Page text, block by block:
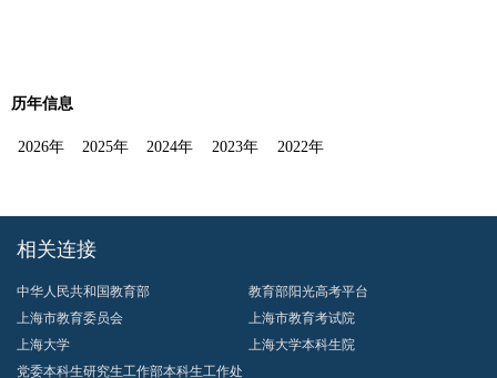
历年信息
2026年 2025年 2024年 2023年 2022年
相关连接
中华人民共和国教育部
教育部阳光高考平台
上海市教育委员会
上海市教育考试院
上海大学
上海大学本科生院
党委本科生研究生工作部本科生工作处